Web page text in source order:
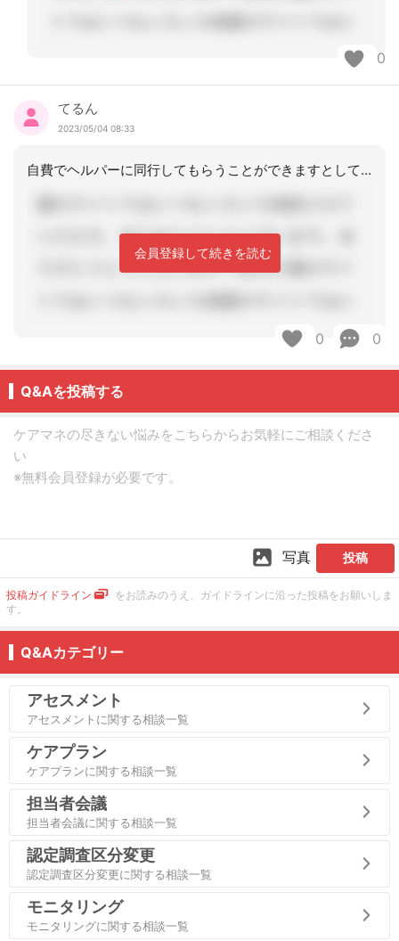
0
てるん
2023/05/04 08:33
自費でヘルパーに同行してもらうことができますとして、ケアマネが同行しなくても済む
会員登録して続きを読む
0 0
Q&Aを投稿する
写真 投稿
投稿ガイドライン
をお読みのうえ、ガイドラインに沿った投稿をお願いしま
す。
Q&Aカテゴリー
アセスメント
アセスメントに関する相談一覧
ケアプラン
ケアプランに関する相談一覧
担当者会議
担当者会議に関する相談一覧
認定調査区分変更
認定調査区分変更に関する相談一覧
モニタリング
モニタリングに関する相談一覧